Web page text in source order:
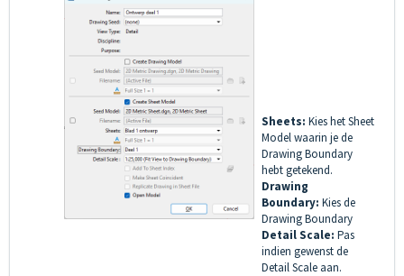
Sheets: Kies het Sheet
Model waarin je de
Drawing Boundary
hebt getekend.
Drawing
Boundary: Kies de
Drawing Boundary
Detail Scale: Pas
indien gewenst de
Detail Scale aan.